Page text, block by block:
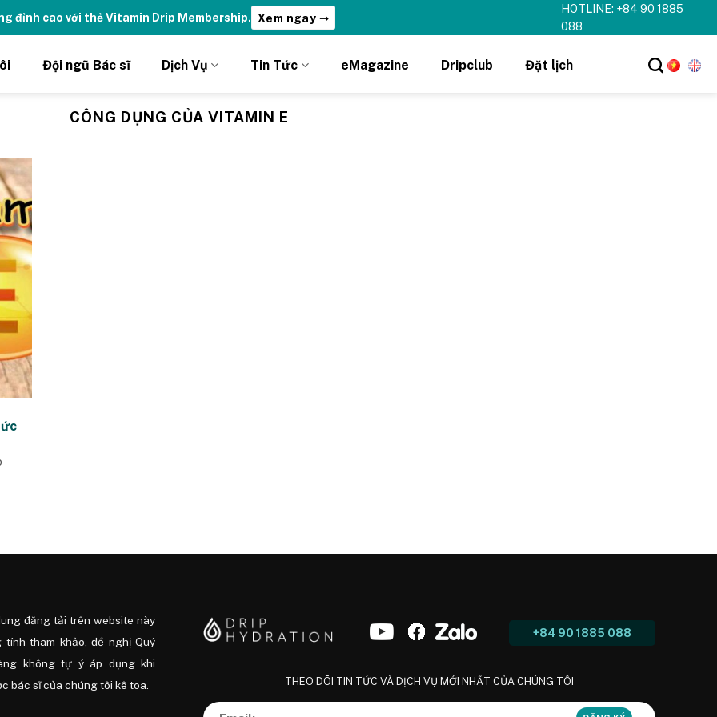
đỉnh cao với thẻ Vitamin Drip Membership. Xem ngay ➝
HOTLINE: +84 90 1885
088
Đội ngũ Bác sĩ Dịch Vụ Tin Tức eMagazine Dripclub Đặt lịch
CÔNG DỤNG CỦA VITAMIN E
đăng tải trên website này
tính tham khảo, đề nghị Quý
không tự ý áp dụng khi
bác sĩ của chúng tôi kê toa.
+84 90 1885 088
THEO DÕI TIN TỨC VÀ DỊCH VỤ MỚI NHẤT CỦA CHÚNG TÔI